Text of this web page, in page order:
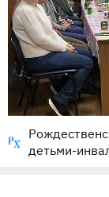
детьми-